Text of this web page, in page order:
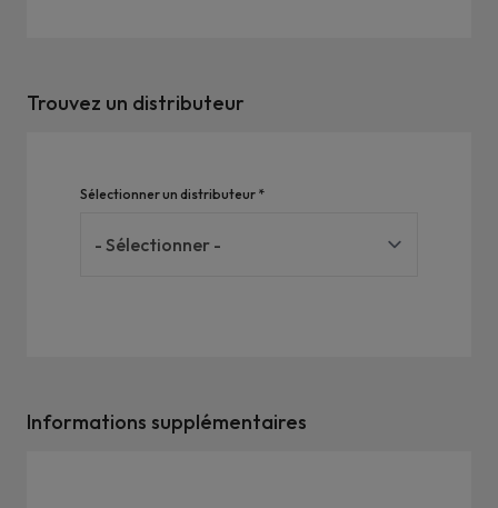
Trouvez un distributeur
Sélectionner un distributeur *
Informations supplémentaires